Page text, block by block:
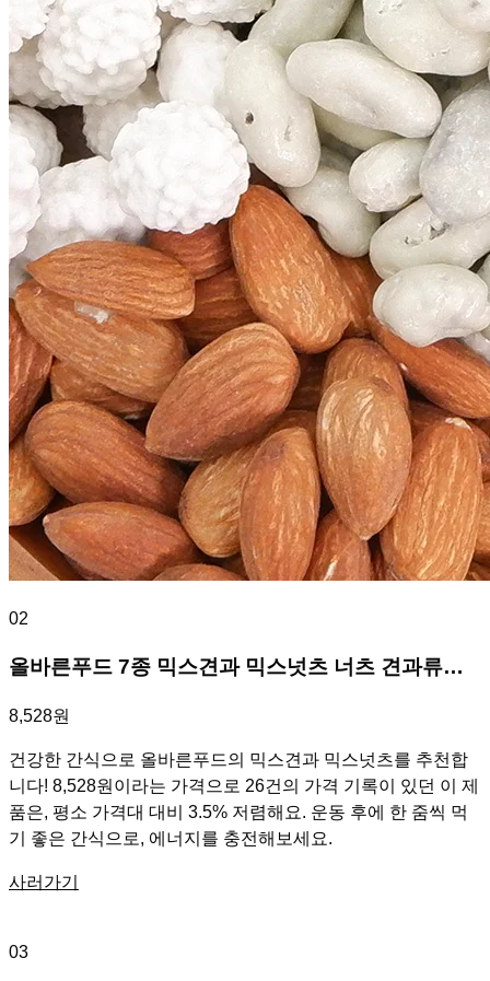
02
올바른푸드 7종 믹스견과 믹스넛츠 너츠 견과류…
8,528원
건강한 간식으로 올바른푸드의 믹스견과 믹스넛츠를 추천합
니다! 8,528원이라는 가격으로 26건의 가격 기록이 있던 이 제
품은, 평소 가격대 대비 3.5% 저렴해요. 운동 후에 한 줌씩 먹
기 좋은 간식으로, 에너지를 충전해보세요.
사러가기
03